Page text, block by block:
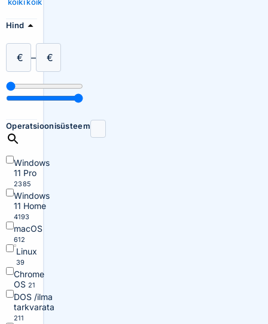
Hind
€ – €
Operatsioonisüsteem
Windows
11 Pro
2385
Windows
11 Home
4193
macOS
612
Linux
39
Chrome
OS 21
DOS /ilma
tarkvarata
211